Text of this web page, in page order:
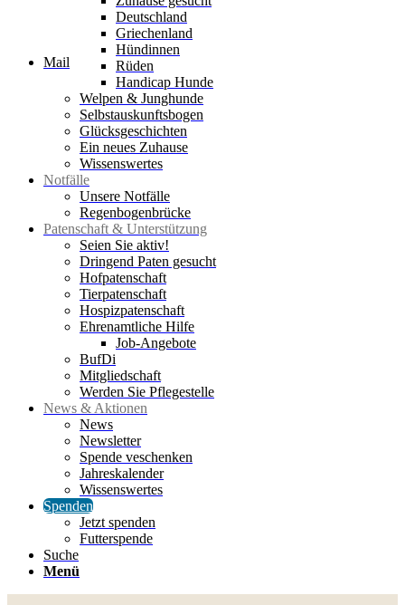
Mail
Deutschland
Griechenland
Hündinnen
Rüden
Handicap Hunde
Welpen & Junghunde
Selbstauskunftsbogen
Glücksgeschichten
Ein neues Zuhause
Wissenswertes
Notfälle
Unsere Notfälle
Regenbogenbrücke
Patenschaft & Unterstützung
Seien Sie aktiv!
Dringend Paten gesucht
Hofpatenschaft
Tierpatenschaft
Hospizpatenschaft
Ehrenamtliche Hilfe
Job-Angebote
BufDi
Mitgliedschaft
Werden Sie Pflegestelle
News & Aktionen
News
Newsletter
Spende veschenken
Jahreskalender
Wissenswertes
Spenden
Jetzt spenden
Futterspende
Suche
Menü